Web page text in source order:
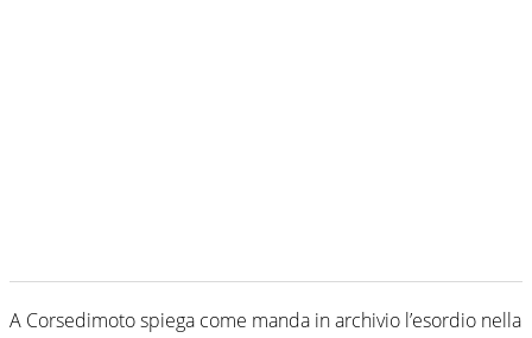
A Corsedimoto spiega come manda in archivio l’esordio nella